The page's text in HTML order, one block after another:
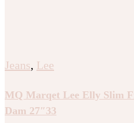
Jeans, Lee
MQ Marqet Lee Elly Slim
Dam 27″33